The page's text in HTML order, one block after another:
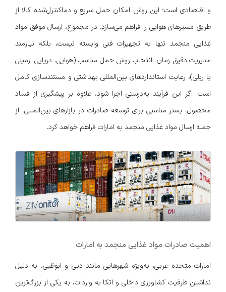
و اقتصادی است؛ این روش امکان حمل سریع و دماکنترل‌شده کالا از
طریق مسیرهای هوایی را فراهم می‌سازد. در مجموع، ارسال موفق مواد
غذایی منجمد تنها به تجهیزات فنی وابسته نیست، بلکه نیازمند
مدیریت دقیق زمان، انتخاب روش حمل مناسب (هوایی، دریایی، زمینی
یا ریلی)، رعایت استانداردهای بین‌المللی بهداشتی و مستندسازی کامل
است. اگر این فرآیند به‌درستی اجرا شود، علاوه بر پیشگیری از فساد
محصول، بستر مناسبی برای توسعه صادرات در بازارهای بین‌المللی، از
جمله ارسال مواد غذایی منجمد به امارات فراهم خواهد کرد.
اهمیت صادرات مواد غذایی منجمد به امارات
امارات متحده عربی، به‌ویژه شهرهایی مانند دبی و ابوظبی، به دلیل
نداشتن ظرفیت کشاورزی داخلی و اتکا به واردات، به یکی از بزرگ‌ترین